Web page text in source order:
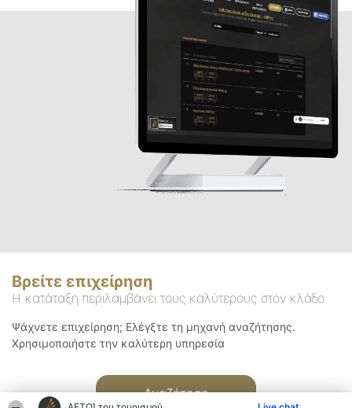
Βρείτε επιχείρηση
Η κατάταξη περιλαμβάνει τους καλύτερους στον κλάδο
Ψάχνετε επιχείρηση; Ελέγξτε τη μηχανή αναζήτησης.
Χρησιμοποιήστε την καλύτερη υπηρεσία
Αναζήτηση